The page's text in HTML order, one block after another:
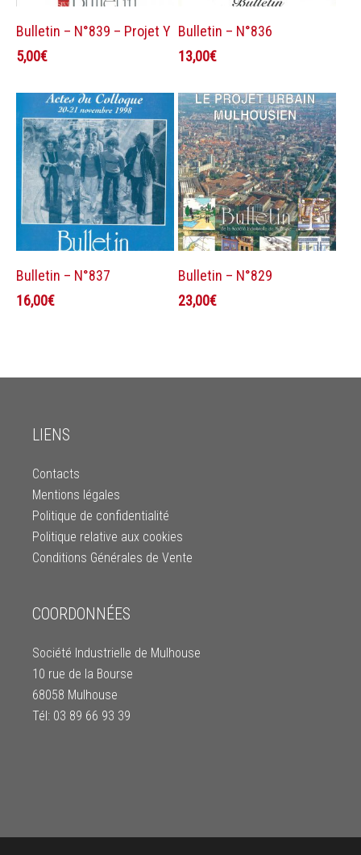
Ajouter au panier
Bulletin – N°839 – Projet Y
5,00€
Ajouter au panier
Bulletin – N°836
13,00€
Ajouter au panier
Bulletin – N°837
16,00€
Ajouter au panier
Bulletin – N°829
23,00€
LIENS
Contacts
Mentions légales
Politique de confidentialité
Politique relative aux cookies
Conditions Générales de Vente
COORDONNÉES
Société Industrielle de Mulhouse
10 rue de la Bourse
68058 Mulhouse
Tél: 03 89 66 93 39